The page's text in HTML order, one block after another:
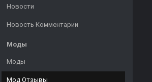
Новости
Новость Комментарии
Моды
Моды
Мод Отзывы